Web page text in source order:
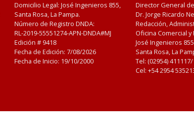
Domicilio Legal: José Ingenieros 855,
Santa Rosa, La Pampa.
Número de Registro DNDA:
RL-2019-55551274-APN-DNDA#MJ
Edición # 9418
Fecha de Edición: 7/08/2026
Fecha de Inicio: 19/10/2000
Director General
Dr. Jorge Ricardo
Redacción,
Oficina Comercial
José Ingenieros
Santa Rosa, La
Tel: (02954)
Cel: +54 2954